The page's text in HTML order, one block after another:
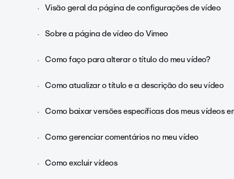
Visão geral da página de configurações de vídeo
Sobre a página de vídeo do Vimeo
Como faço para alterar o título do meu vídeo?
Como atualizar o título e a descrição do seu vídeo
Como baixar versões específicas dos meus vídeos
Como gerenciar comentários no meu vídeo
Como excluir vídeos